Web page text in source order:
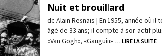
Nuit et brouillard
de Alain Resnais | En 1955, année où
âgé de 33 ans; il compte à son actif
«Van Gogh», «Gauguin» … LIRE LA SUITE